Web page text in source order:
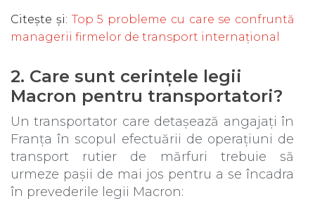
Citește și: Top 5 probleme cu care se confruntă
managerii firmelor de transport internațional
2. Care sunt cerințele legii
Macron pentru transportatori?
Un transportator care detașează angajați în
Franța în scopul efectuării de operațiuni de
transport rutier de mărfuri trebuie să
urmeze pașii de mai jos pentru a se încadra
în prevederile legii Macron: